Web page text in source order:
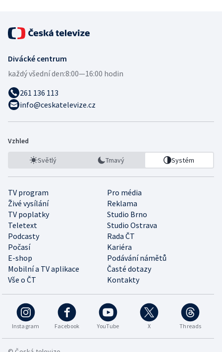
Divácké centrum
každý všední den:8:00—16:00 hodin
261 136 113
info@ceskatelevize.cz
Vzhled
Světlý Tmavý Systém
TV program
Pro média
Živé vysílání
Reklama
TV poplatky
Studio Brno
Teletext
Studio Ostrava
Podcasty
Rada ČT
Počasí
Kariéra
E-shop
Podávání námětů
Mobilní a TV aplikace
Časté dotazy
Vše o ČT
Kontakty
Instagram Facebook YouTube X Threads